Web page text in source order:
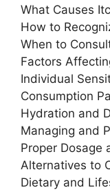
What Causes
How to
When to
Factors
Individual
Consumption
Hydration and
Managing and
Proper Dosage
Alternatives to
Dietary and